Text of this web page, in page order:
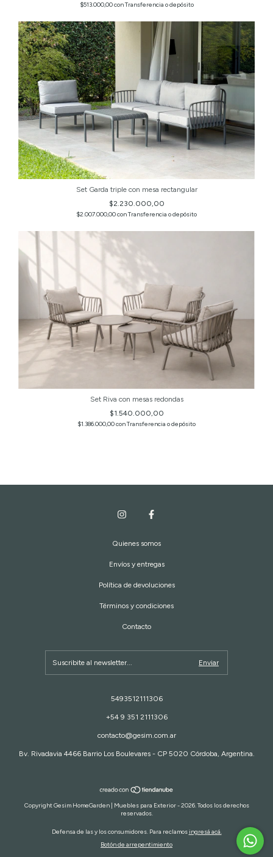
$513.000,00conTransferencia o depósito
Set Garda triple con mesa rectangular
$2.230.000,00
$2.007.000,00conTransferencia o depósito
Set Riva con mesas redondas
$1.540.000,00
$1.386.000,00conTransferencia o depósito
Quienes somos
Envíos y entregas
Política de devoluciones
Términos y condiciones
Contacto
5493512111306
+54 9 351 2111306
contacto@gesim.com.ar
Bv. Rivadavia 4466 Barrio Los Boulevares - CP 5020 Córdoba, Argentina.
Copyright Gesim HomeGarden | Muebles para Exterior - 2026. Todos los derechos
reservados.
Defensa de las y los consumidores. Para reclamosingresá acá.
Botón de arrepentimiento